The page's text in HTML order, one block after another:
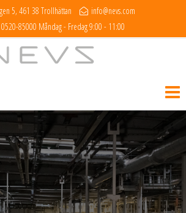
5, 461 38 Trollhättan
info@nevs.com
85000 Måndag - Fredag 9:00 - 11:00